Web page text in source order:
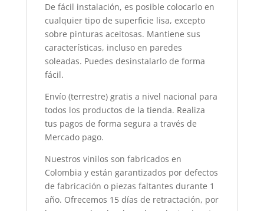
De fácil instalación, es posible colocarlo en
cualquier tipo de superficie lisa, excepto
sobre pinturas aceitosas. Mantiene sus
características, incluso en paredes
soleadas. Puedes desinstalarlo de forma
fácil.
Envío (terrestre) gratis a nivel nacional para
todos los productos de la tienda. Realiza
tus pagos de forma segura a través de
Mercado pago.
Nuestros vinilos son fabricados en
Colombia y están garantizados por defectos
de fabricación o piezas faltantes durante 1
año. Ofrecemos 15 días de retractación, por